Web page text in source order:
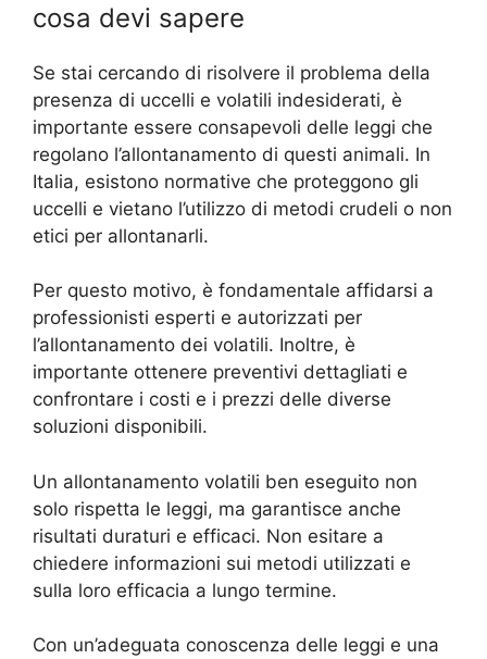
cosa devi sapere
Se stai cercando di risolvere il problema della
presenza di uccelli e volatili indesiderati, è
importante essere consapevoli delle leggi che
regolano l’allontanamento di questi animali. In
Italia, esistono normative che proteggono gli
uccelli e vietano l’utilizzo di metodi crudeli o non
etici per allontanarli.
Per questo motivo, è fondamentale affidarsi a
professionisti esperti e autorizzati per
l’allontanamento dei volatili. Inoltre, è
importante ottenere preventivi dettagliati e
confrontare i costi e i prezzi delle diverse
soluzioni disponibili.
Un allontanamento volatili ben eseguito non
solo rispetta le leggi, ma garantisce anche
risultati duraturi e efficaci. Non esitare a
chiedere informazioni sui metodi utilizzati e
sulla loro efficacia a lungo termine.
Con un’adeguata conoscenza delle leggi e una